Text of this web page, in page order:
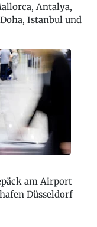
Antalya,
Istanbul und
am Airport
Düsseldorf